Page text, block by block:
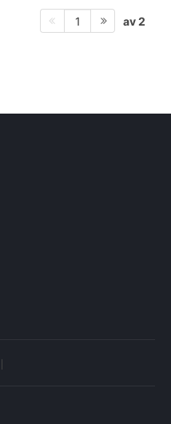
1 av 2